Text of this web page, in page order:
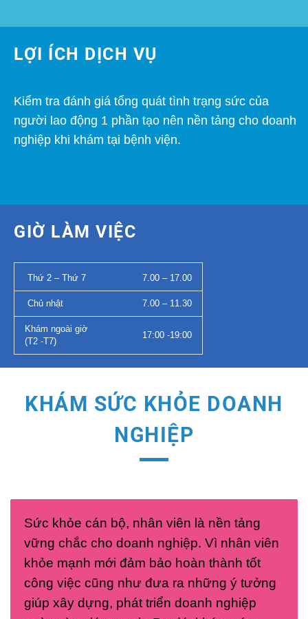
LỢI ÍCH DỊCH VỤ
Kiểm tra đánh giá tổng quát tình trạng sức của
người lao động 1 phần tạo nên nền tảng cho doanh
nghiệp khi khám tại bệnh viện.
GIỜ LÀM VIỆC
Thứ 2 – Thứ 7 7.00 – 17.00
Chủ nhật 7.00 – 11.30
Khám ngoài giờ
(T2 -T7)
17:00 -19:00
KHÁM SỨC KHỎE DOANH
NGHIỆP
Sức khỏe cán bộ, nhân viên là nền tảng
vững chắc cho doanh nghiệp. Vì nhân viên
khỏe mạnh mới đảm bảo hoàn thành tốt
công việc cũng như đưa ra những ý tưởng
giúp xây dựng, phát triển doanh nghiệp